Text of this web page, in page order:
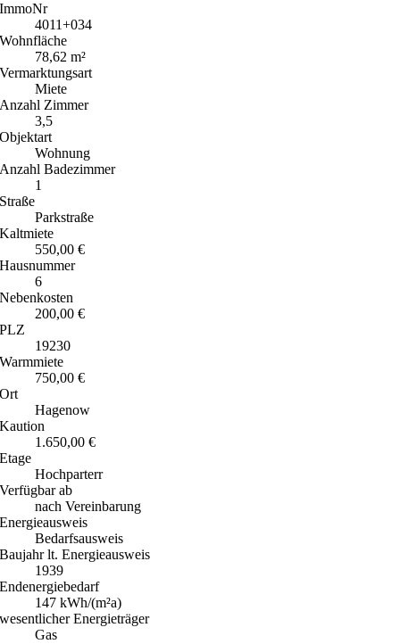
ImmoNr
4011+034
Wohnfläche
78,62 m²
Vermarktungsart
Miete
Anzahl Zimmer
3,5
Objektart
Wohnung
Anzahl Badezimmer
1
Straße
Parkstraße
Kaltmiete
550,00 €
Hausnummer
6
Nebenkosten
200,00 €
PLZ
19230
Warmmiete
750,00 €
Ort
Hagenow
Kaution
1.650,00 €
Etage
Hochparterr
Verfügbar ab
nach Vereinbarung
Energieausweis
Bedarfsausweis
Baujahr lt. Energieausweis
1939
Endenergiebedarf
147 kWh/(m²a)
wesentlicher Energieträger
Gas